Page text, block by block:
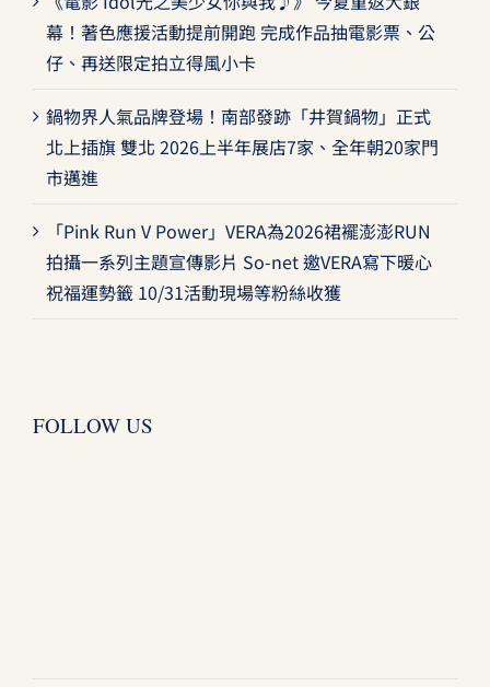
幕！著色應援活動提前開跑 完成作品抽電影票、公
仔、再送限定拍立得風小卡
鍋物界人氣品牌登場！南部發跡「井賀鍋物」正式
北上插旗 雙北 2026上半年展店7家、全年朝20家門
市邁進
「Pink Run V Power」VERA為2026裙襬澎澎RUN
拍攝一系列主題宣傳影片 So-net 邀VERA寫下暖心
祝福運勢籤 10/31活動現場等粉絲收獲
FOLLOW US